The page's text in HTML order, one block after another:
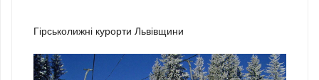
Гірськолижні курорти Львівщини